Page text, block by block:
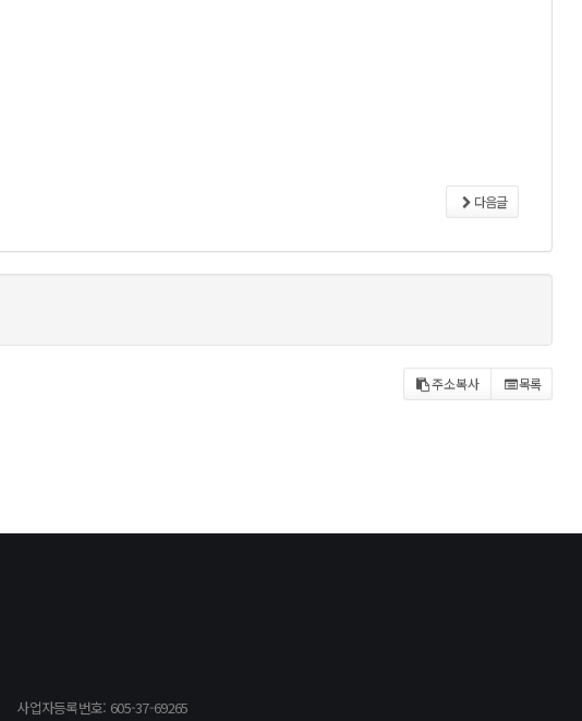
다음글
주소복사 목록
사업자등록번호: 605-37-69265